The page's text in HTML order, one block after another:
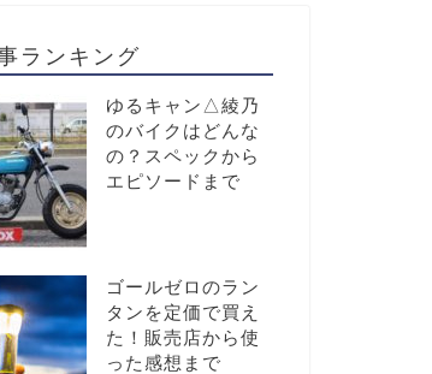
ランキング
ゆるキャン△綾乃
のバイクはどんな
の？スペックから
エピソードまで
ゴールゼロのラン
タンを定価で買え
た！販売店から使
った感想まで